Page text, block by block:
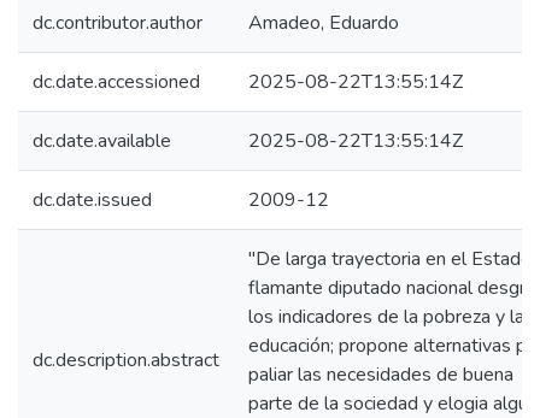
dc.contributor.author Amadeo, Eduardo
dc.date.accessioned 2025-08-22T13:55:14Z
dc.date.available 2025-08-22T13:55:14Z
dc.date.issued 2009-12
dc.description.abstract
"De larga trayectoria en el
flamante diputado nacional
los indicadores de la pobreza y la
educación; propone alternativas
paliar las necesidades de buena
parte de la sociedad y elogia